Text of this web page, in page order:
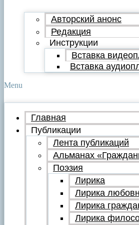
Авторский анонс
Редакция
Инструкции
Вставка
Вставка
Menu
Главная
Публикации
Лента публикаций
Альманах
Поэзия
Лирика
Лирика
Лирика
Лирика